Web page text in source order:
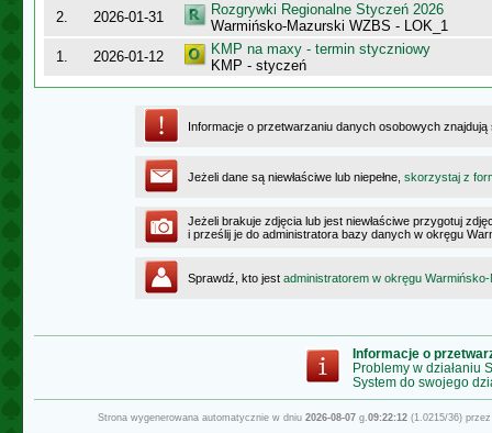
2.
2026-01-31
Rozgrywki Regionalne Styczeń 2026
Warmińsko-Mazurski WZBS - LOK_1
1.
2026-01-12
KMP na maxy - termin styczniowy
KMP - styczeń
Informacje o przetwarzaniu danych osobowych
Jeżeli dane są niewłaściwe lub niepełne, skorzystaj z
Jeżeli brakuje zdjęcia lub jest niewłaściwe przygotuj
i prześlij je do administratora bazy danych w okręgu
Sprawdź, kto jest administratorem w okręgu
Informacje o
Problemy w działaniu
System do swojego
Strona wygenerowana automatycznie w dniu 2026-08-07g.09:22:12(1.0215/36)